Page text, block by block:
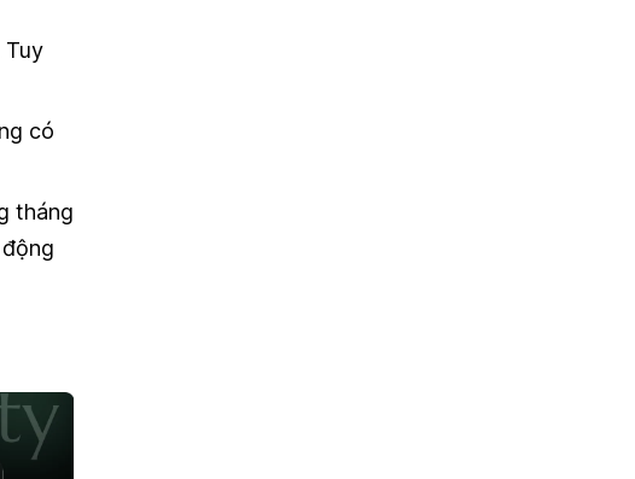
Tuy
có
tháng